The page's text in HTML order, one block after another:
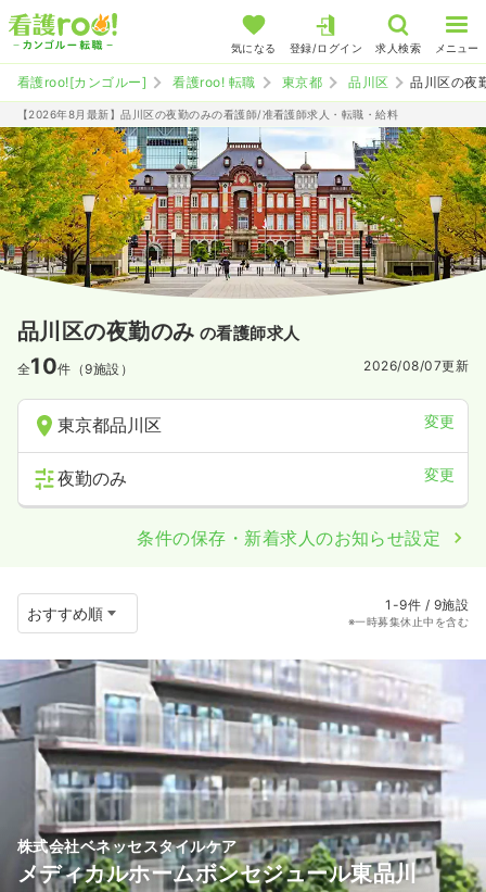
気になる 登録/ログイン 求人検索 メニュー
看護roo![カンゴルー] 看護roo! 転職 東京都 品川区 品川区の夜
【2026年8月最新】品川区の夜勤のみの看護師/准看護師求人・転職・給料
品川区の夜勤のみ の看護師求人
全10件（9施設） 2026/08/07更新
東京都品川区 変更
夜勤のみ 変更
条件の保存・新着求人のお知らせ設定
1-9件 / 9施設
※一時募集休止中を含む
株式会社ベネッセスタイルケア
メディカルホームボンセジュール東品川